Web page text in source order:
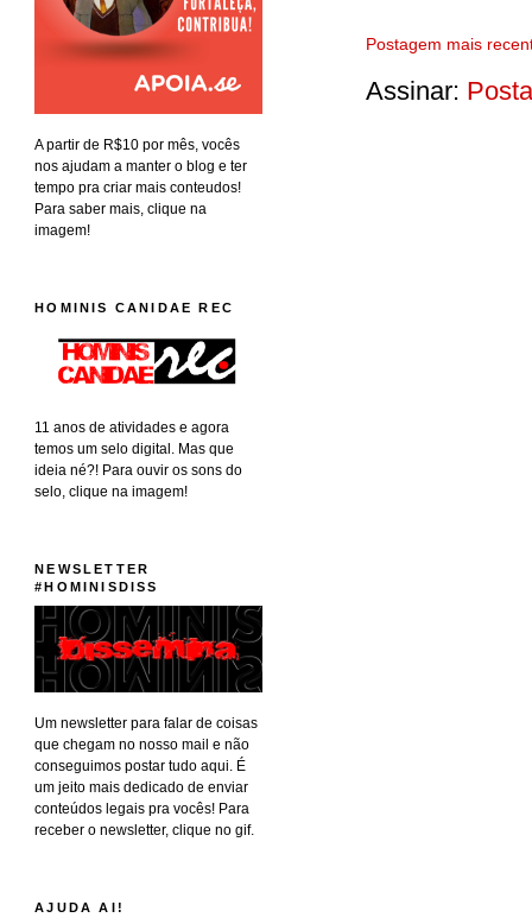
Postagem mais
Assinar:
A partir de R$10 por mês, vocês
nos ajudam a manter o blog e ter
tempo pra criar mais conteudos!
Para saber mais, clique na
imagem!
HOMINIS CANIDAE REC
11 anos de atividades e agora
temos um selo digital. Mas que
ideia né?! Para ouvir os sons do
selo, clique na imagem!
NEWSLETTER
#HOMINISDISS
Um newsletter para falar de coisas
que chegam no nosso mail e não
conseguimos postar tudo aqui. É
um jeito mais dedicado de enviar
conteúdos legais pra vocês! Para
receber o newsletter, clique no gif.
AJUDA AI!